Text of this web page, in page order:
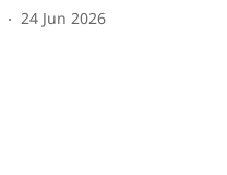
24 Jun 2026